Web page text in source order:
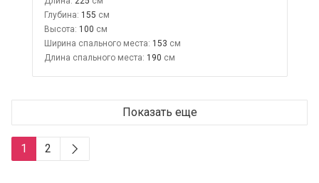
Глубина: 155
Высота: 100
Ширина спального места: 153
Длина спального места: 190
Показать еще
1 2